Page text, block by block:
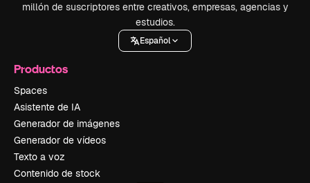
millón de suscriptores entre creativos, empresas, agencias y
estudios.
Español
Productos
Spaces
Asistente de IA
Generador de imágenes
Generador de vídeos
Texto a voz
Contenido de stock